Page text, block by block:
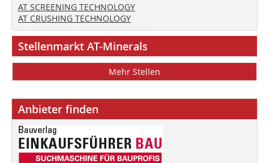
AT SCREENING TECHNOLOGY
AT CRUSHING TECHNOLOGY
Stellenmarkt AT-Minerals
Mehr Stellen
Anbieter finden